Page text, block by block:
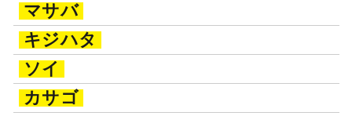
マサバ
キジハタ
ソイ
カサゴ